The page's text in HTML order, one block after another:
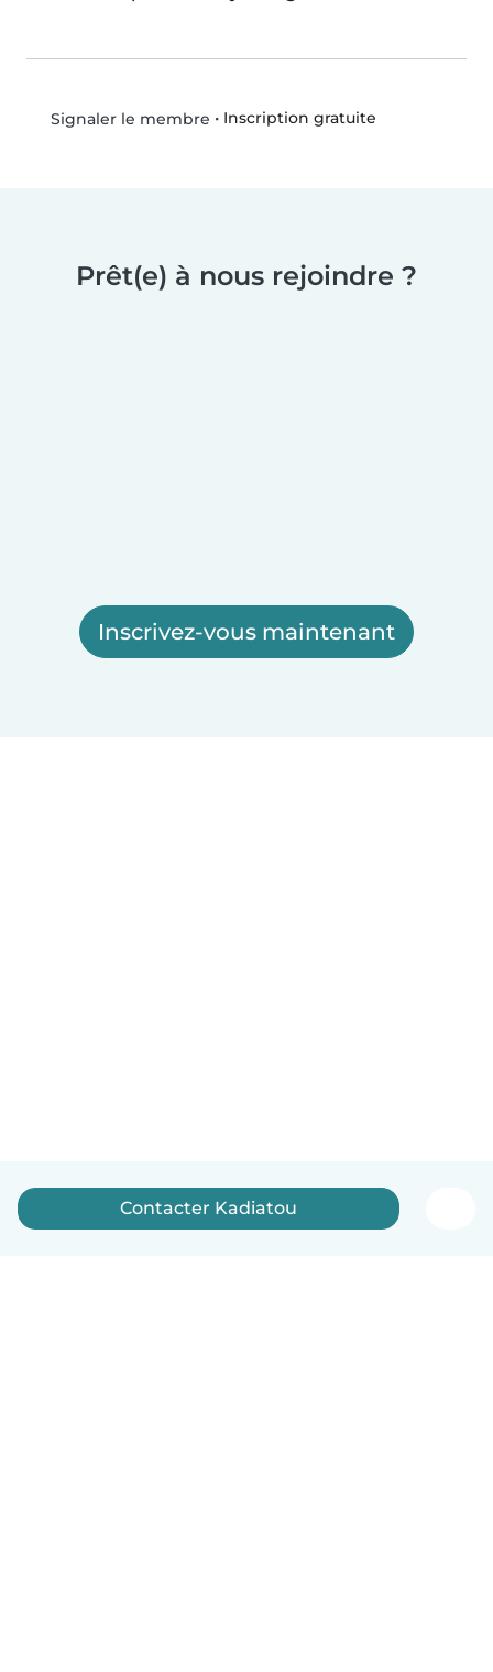
Signaler le membre • Inscription gratuite
Prêt(e) à nous rejoindre ?
Inscrivez-vous maintenant
Contacter Kadiatou